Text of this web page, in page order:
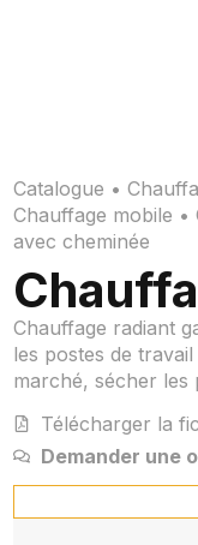
Catalogue •
Chauffage mobile •
avec cheminée
Chauffage radiant
les postes de
marché, sécher les
Télécharger la
Demander une